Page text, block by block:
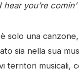
hear you’re
solo una
sia nella sua
territori musicali,